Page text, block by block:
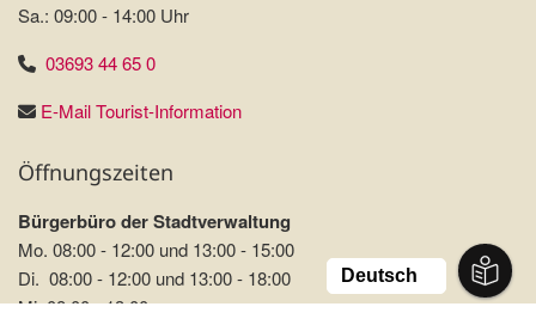
Sa.: 09:00 - 14:00 Uhr
03693 44 65 0
E-Mail Tourist-Information
Öffnungszeiten
Bürgerbüro der Stadtverwaltung
Mo. 08:00 - 12:00 und 13:00 - 15:00
Di. 08:00 - 12:00 und 13:00 - 18:00
Mi. 08:00 - 13:00